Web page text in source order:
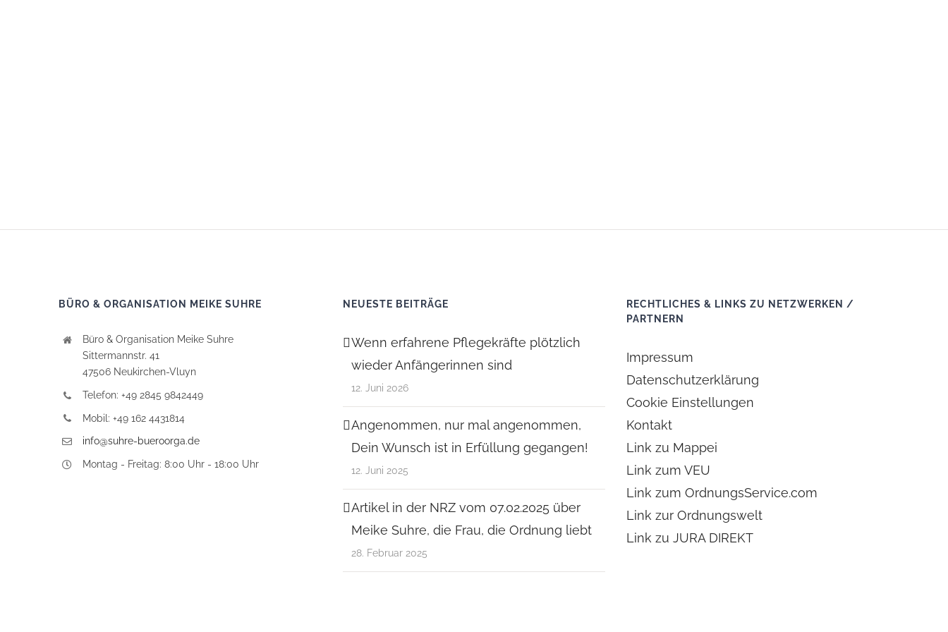
BÜRO & ORGANISATION MEIKE SUHRE
Büro & Organisation Meike Suhre
Sittermannstr. 41
47506 Neukirchen-Vluyn
Telefon: +49 2845 9842449
Mobil: +49 162 4431814
info@suhre-bueroorga.de
Montag - Freitag: 8:00 Uhr - 18:00 Uhr
NEUESTE BEITRÄGE
Wenn erfahrene Pflegekräfte plötzlich
wieder Anfängerinnen sind
12. Juni 2026
Angenommen, nur mal angenommen,
Dein Wunsch ist in Erfüllung gegangen!
12. Juni 2025
Artikel in der NRZ vom 07.02.2025 über
Meike Suhre, die Frau, die Ordnung liebt
28. Februar 2025
RECHTLICHES & LINKS ZU NETZWERKEN /
PARTNERN
Impressum
Datenschutzerklärung
Cookie Einstellungen
Kontakt
Link zu Mappei
Link zum VEU
Link zum OrdnungsService.com
Link zur Ordnungswelt
Link zu JURA DIREKT